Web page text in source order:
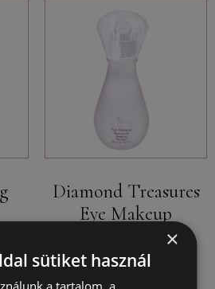
Diamond Treasures
Eye Makeup
Remover 40ml
33600Ft– 42000
×
sütiket használ
a tartalom, a